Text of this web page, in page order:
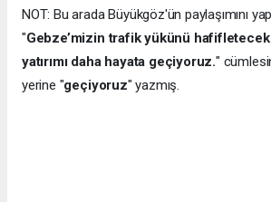
NOT: Bu arada Büyükgöz'ün paylaşımını
"Gebze’mizin trafik yükünü
yatırımı daha hayata geçiyoruz."
yerine "geçiyoruz" yazmış.